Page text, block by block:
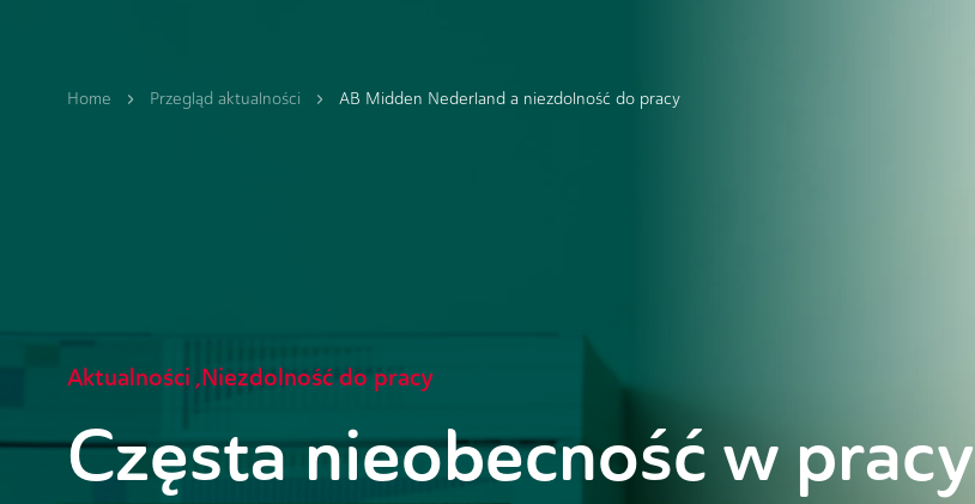
Home Przegląd aktualności AB Midden Nederland a niezdolność do pracy
Aktualności ,Niezdolność do pracy
Częsta nieobecność w pracy